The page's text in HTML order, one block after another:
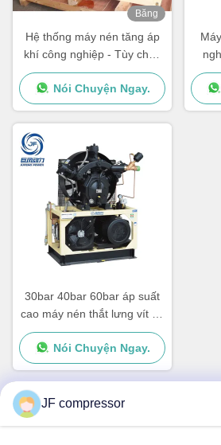
Băng
Hệ thống máy nén tăng áp
khí công nghiệp - Tùy chọn
tùy chỉnh PSI & CFM có sẵn
Nói Chuyện Ngay.
30bar 40bar 60bar áp suất
cao máy nén thắt lưng vít để
thổi chai PET
Nói Chuyện Ngay.
JF compressor